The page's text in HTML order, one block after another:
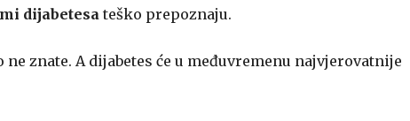
dijabetesateško prepoznaju.
znate. A dijabetes će u međuvremenu najvjerovatnije